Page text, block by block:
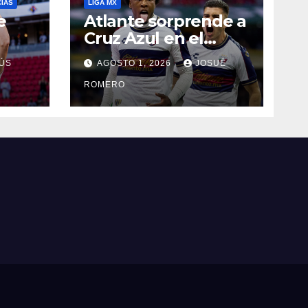
LIGA MX
Atlante sorprende a
Cruz Azul en el
Banorte
AGOSTO 1, 2026 JOSUÉ
ROMERO